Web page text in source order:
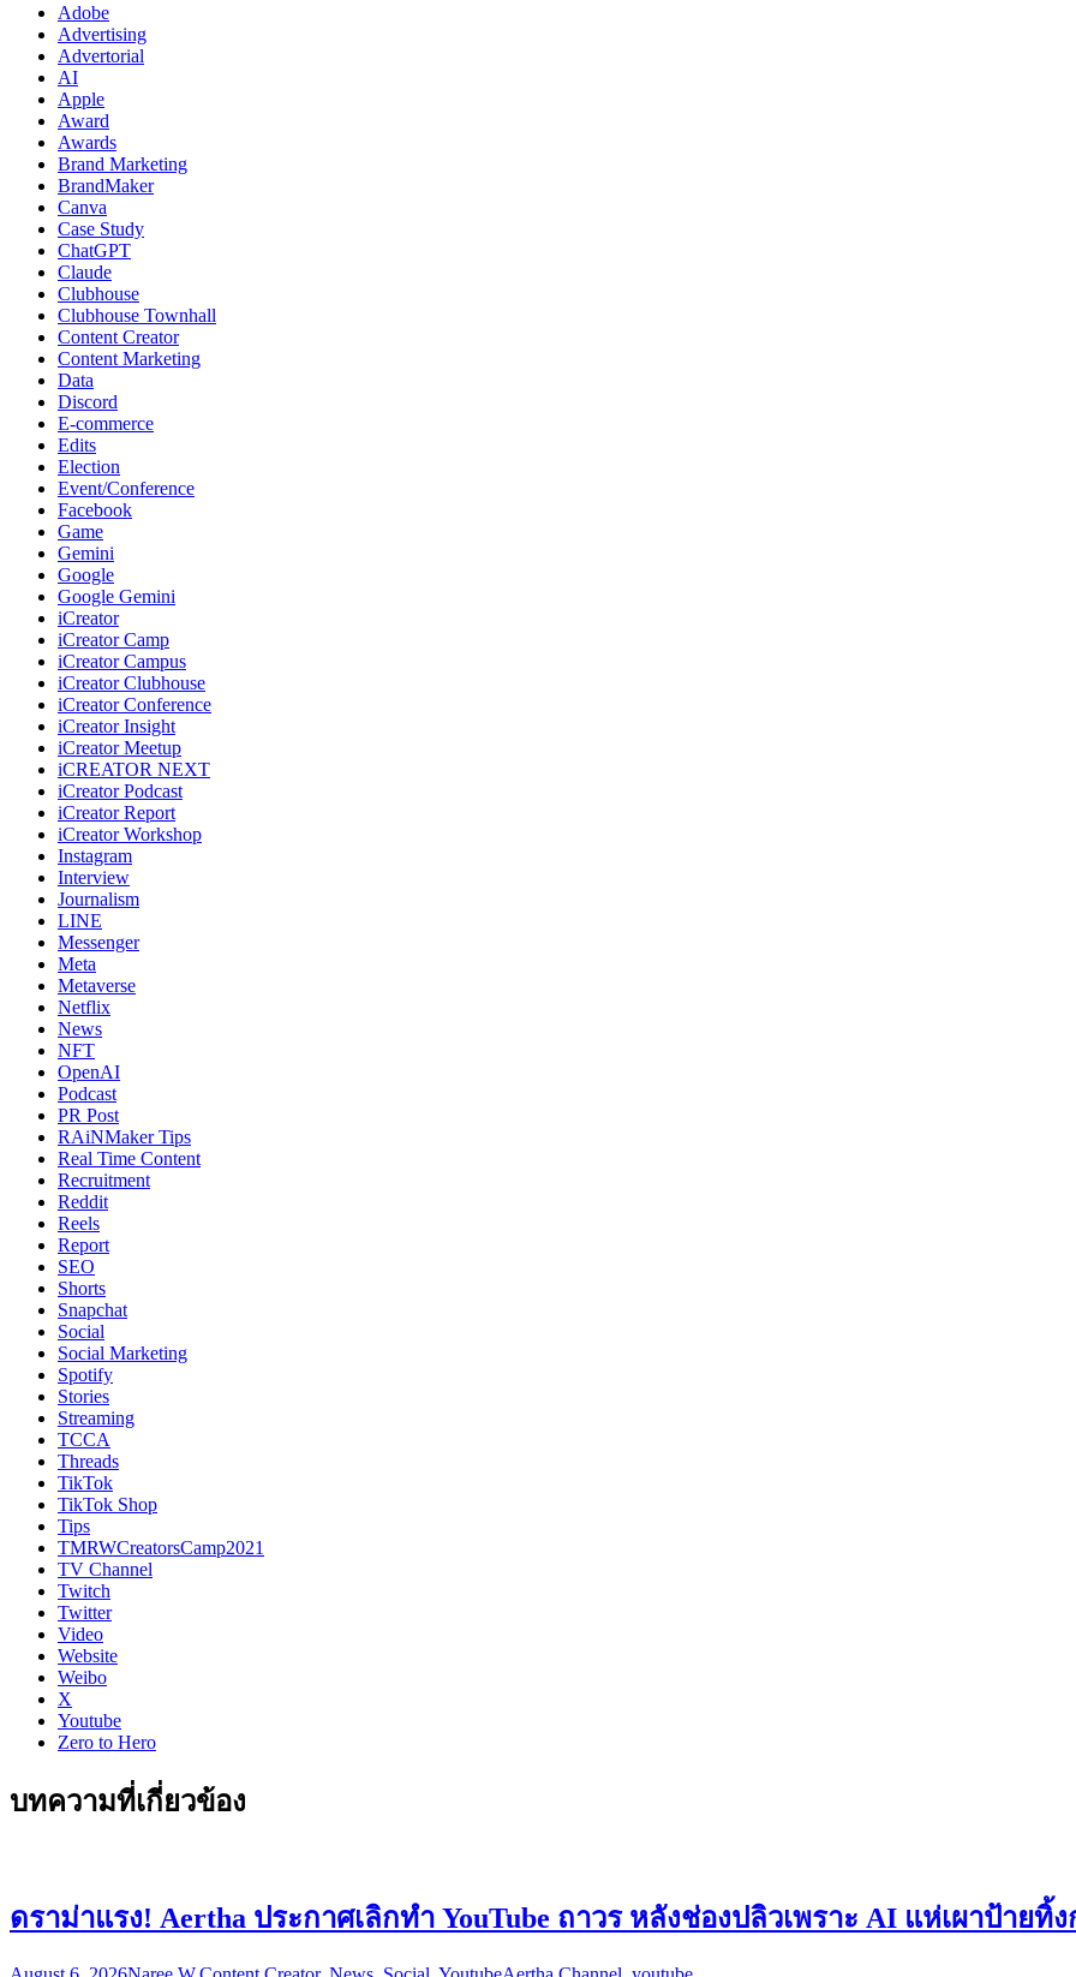
Adobe
Advertising
Advertorial
AI
Apple
Award
Awards
Brand Marketing
BrandMaker
Canva
Case Study
ChatGPT
Claude
Clubhouse
Clubhouse Townhall
Content Creator
Content Marketing
Data
Discord
E-commerce
Edits
Election
Event/Conference
Facebook
Game
Gemini
Google
Google Gemini
iCreator
iCreator Camp
iCreator Campus
iCreator Clubhouse
iCreator Conference
iCreator Insight
iCreator Meetup
iCREATOR NEXT
iCreator Podcast
iCreator Report
iCreator Workshop
Instagram
Interview
Journalism
LINE
Messenger
Meta
Metaverse
Netflix
News
NFT
OpenAI
Podcast
PR Post
RAiNMaker Tips
Real Time Content
Recruitment
Reddit
Reels
Report
SEO
Shorts
Snapchat
Social
Social Marketing
Spotify
Stories
Streaming
TCCA
Threads
TikTok
TikTok Shop
Tips
TMRWCreatorsCamp2021
TV Channel
Twitch
Twitter
Video
Website
Weibo
X
Youtube
Zero to Hero
บทความที่เกี่ยวข้อง
ดราม่าแรง! Aertha ประกาศเลิกทำ YouTube ถาวร หลังช่องปลิวเพราะ AI แห่เผาป้ายทิ้